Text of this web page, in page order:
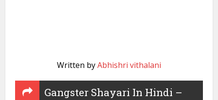
Written byAbhishri vithalani
Gangster Shayari In Hindi –